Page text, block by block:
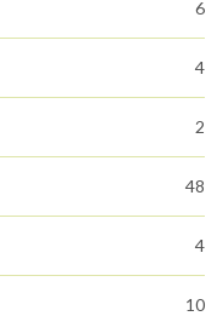
6
4
2
48
4
10